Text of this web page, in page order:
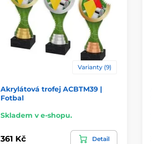
Varianty (9)
Akrylátová trofej ACBTM39 |
Fotbal
Skladem v e-shopu.
361 Kč Detail